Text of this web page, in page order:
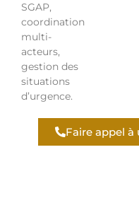
SGAP,
coordination
multi-
acteurs,
gestion des
situations
d’urgence.
Faire appel à